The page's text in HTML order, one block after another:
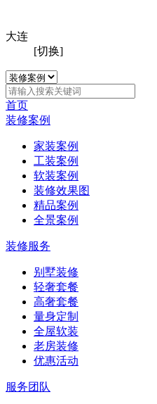
大连
[切换]
首页
装修案例
家装案例
工装案例
软装案例
装修效果图
精品案例
全景案例
装修服务
别墅装修
轻奢套餐
高奢套餐
量身定制
全屋软装
老房装修
优惠活动
服务团队